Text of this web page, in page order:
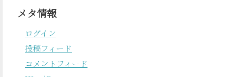
メタ情報
ログイン
投稿フィード
コメントフィード